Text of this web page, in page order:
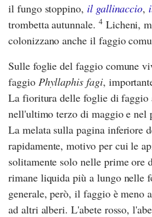
il fungo stoppino, il gallinaccio,
trombetta autunnale. 4 Licheni,
colonizzano anche il faggio
Sulle foglie del faggio comune
faggio Phyllaphis fagi,
La fioritura delle foglie di faggio
nell'ultimo terzo di maggio e nel
La melata sulla pagina inferiore
rapidamente, motivo per cui le
solitamente solo nelle prime ore
rimane liquida più a lungo nelle
generale, però, il faggio è meno
ad altri alberi. L'abete rosso,